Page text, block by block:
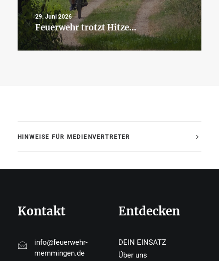
29. Juni 2026
Feuerwehr trotzt Hitze…
HINWEISE FÜR MEDIENVERTRETER
Kontakt
info@feuerwehr-
memmingen.de
Entdecken
DEIN EINSATZ
Über uns